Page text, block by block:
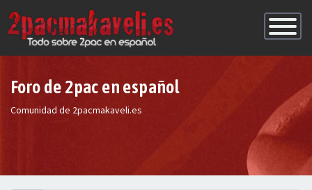
de
Foro de 2pac en español
Comunidad de 2pacmakaveli.es